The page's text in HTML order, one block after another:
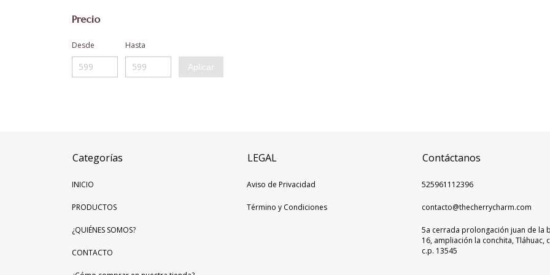
Precio
Desde Hasta
Aplicar
Categorías
INICIO
PRODUCTOS
¿QUIÉNES SOMOS?
CONTACTO
LEGAL
Aviso de Privacidad
Término y Condiciones
Contáctanos
525961112396
contacto@thecherrycharm.com
5a cerrada prolongación juan de la
16, ampliación la conchita, Tláhuac,
c.p. 13545